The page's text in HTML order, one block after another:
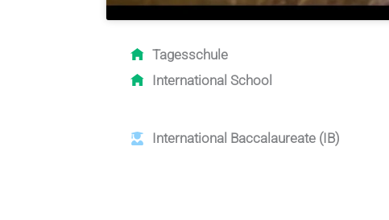
Tagesschule
International School
International Baccalaureate (IB)